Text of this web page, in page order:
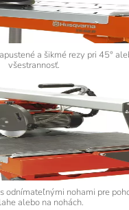
a šikmé rezy pri 45°
všestrannosť.
odnímateľnými nohami pre
alebo na nohách.